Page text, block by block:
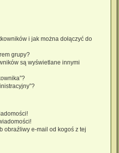
i jak można dołączyć do
grupy?
są wyświetlane innymi
obraźliwy e-mail od kogoś z tej